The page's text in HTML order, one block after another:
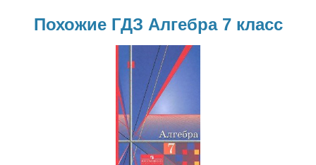
Похожие ГДЗ Алгебра 7 класс
Алгебра
7 класс